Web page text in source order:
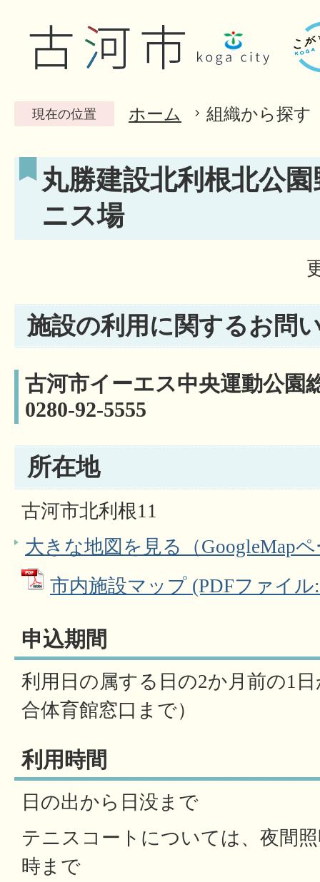
現在の位置 ホーム 組織から探す
丸勝建設北利根北公
ニス場
施設の利用に関するお問
古河市イーエス中央運動公園
0280-92-5555
所在地
古河市北利根11
大きな地図を見る（GoogleMap
市内施設マップ (PDFファイル
申込期間
利用日の属する日の2か月前の1
合体育館窓口まで）
利用時間
日の出から日没まで
テニスコートについては、夜間
時まで